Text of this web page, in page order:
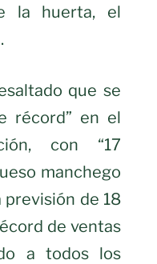
la huerta, el
que se
récord” en el
con “17
manchego
previsión de 18
de ventas
a todos los